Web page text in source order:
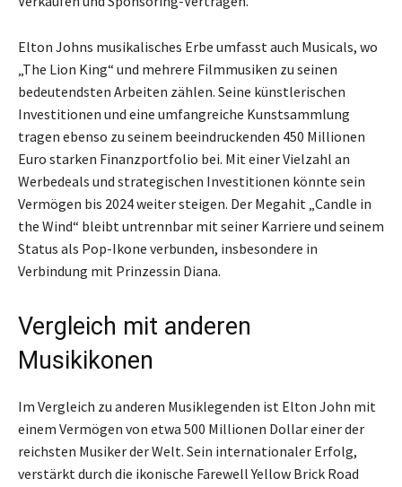
Elton Johns musikalisches Erbe umfasst auch Musicals, wo
„The Lion King“ und mehrere Filmmusiken zu seinen
bedeutendsten Arbeiten zählen. Seine künstlerischen
Investitionen und eine umfangreiche Kunstsammlung
tragen ebenso zu seinem beeindruckenden 450 Millionen
Euro starken Finanzportfolio bei. Mit einer Vielzahl an
Werbedeals und strategischen Investitionen könnte sein
Vermögen bis 2024 weiter steigen. Der Megahit „Candle in
the Wind“ bleibt untrennbar mit seiner Karriere und seinem
Status als Pop-Ikone verbunden, insbesondere in
Verbindung mit Prinzessin Diana.
Vergleich mit anderen
Musikikonen
Im Vergleich zu anderen Musiklegenden ist Elton John mit
einem Vermögen von etwa 500 Millionen Dollar einer der
reichsten Musiker der Welt. Sein internationaler Erfolg,
verstärkt durch die ikonische Farewell Yellow Brick Road